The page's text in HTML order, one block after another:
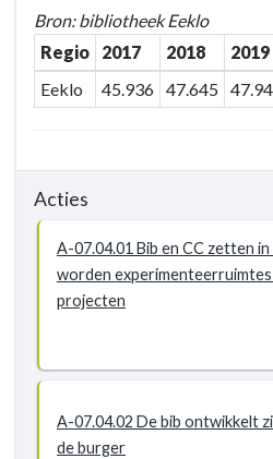
Bron: bibliotheek Eeklo
Regio
2017 2018 2019
Eeklo
45.936 47.645
Acties
A-07.04.01 Bib en CC zetten
worden
projecten
A-07.04.02 De bib ontwikkelt
de burger